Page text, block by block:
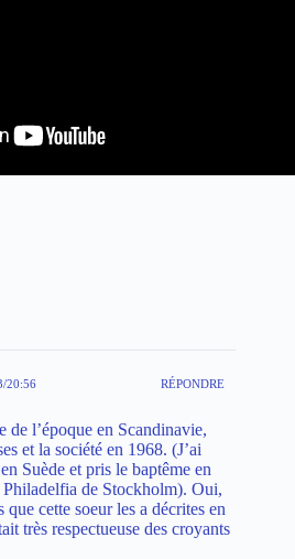
20:56 RÉPONDRE
de l’époque en Scandinavie,
et la société en 1968. (J’ai
Suède et pris le baptême en
de Stockholm). Oui,
que cette soeur les a décrites en
très respectueuse des croyants